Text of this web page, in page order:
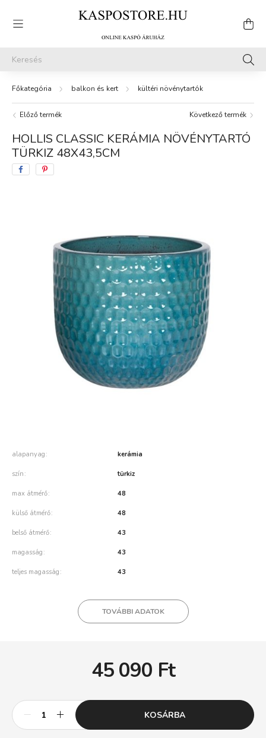
balkon és kert kültéri növénytartók
Előző termék Következő termék
HOLLIS CLASSIC KERÁMIA NÖVÉNYTARTÓ
TÜRKIZ 48X43,5CM
alapanyag kerámia
szín türkiz
max átmérő 48
külső átmérő 48
belső átmérő 43
magasság 43
teljes magasság 43
TOVÁBBI ADATOK
45 090 Ft
KOSÁRBA